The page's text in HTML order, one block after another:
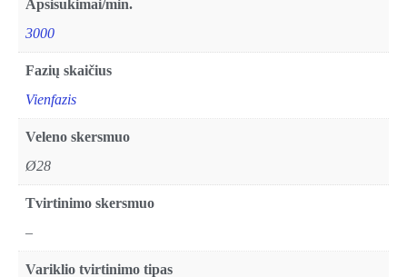
Apsisukimai/min.
3000
Fazių skaičius
Vienfazis
Veleno skersmuo
Ø28
Tvirtinimo skersmuo
–
Variklio tvirtinimo tipas